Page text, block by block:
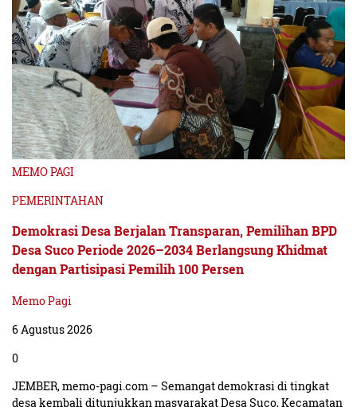
MEMO PAGI
PEMERINTAHAN
Demokrasi Desa Berjalan Transparan, Pemilihan BPD
Desa Suco Periode 2026–2034 Berlangsung Khidmat
dengan Partisipasi Pemilih 100 Persen
Memo Pagi
6 Agustus 2026
0
JEMBER, memo-pagi.com – Semangat demokrasi di tingkat
desa kembali ditunjukkan masyarakat Desa Suco, Kecamatan